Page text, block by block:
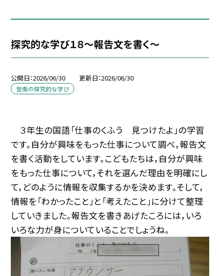
探究的な学び１８～報告文を書く～
公開日 2026/06/30 更新日 2026/06/30
登南の探究的な学び
３年生の国語「仕事のくふう 見つけたよ」の学習
です。自分が興味をもった仕事について調べ，報告文
を書く活動をしています。こどもたちは，自分が興味
をもった仕事について，それを選んだ理由を明確にし
て，どのように情報を収集するかを決めます。そして，
情報を「わかったこと」と「考えたこと」に分けて整理
していきました。報告文を書きあげたころには，いろ
いろな力が身についていることでしょうね。